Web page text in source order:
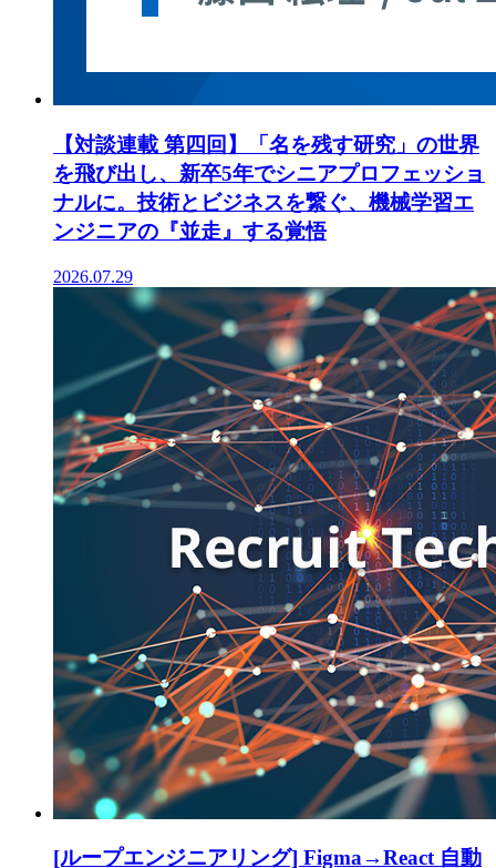
【対談連載 第四回】「名を残す研究」の世界
を飛び出し、新卒5年でシニアプロフェッショ
ナルに。技術とビジネスを繋ぐ、機械学習エ
ンジニアの『並走』する覚悟
2026.07.29
[ループエンジニアリング] Figma→React 自動